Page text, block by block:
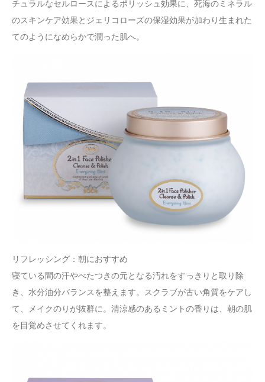
チュラルなセルロースによるポリッシュ効果に、死海のミネラル
のスキンケア効果とジェリコローズの保湿効果が加わり生まれた
てのようになめらかで潤った肌へ。
リフレッシング：朝におすすめ
寝ている間の汗やべたつきの元となる汚れをすっきりと取り除
き、水分油分バランスを整えます。スクラブが古い角質をケアし
て、メイクのりが抜群に。清涼感のあるミントの香りは、朝の肌
を目覚めさせてくれます。